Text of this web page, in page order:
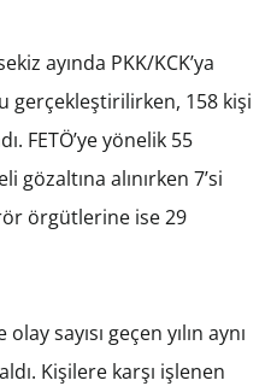
ayında PKK/KCK’ya
gerçekleştirilirken, 158 kişi
FETÖ’ye yönelik 55
gözaltına alınırken 7’si
örgütlerine ise 29
sayısı geçen yılın aynı
Kişilere karşı işlenen